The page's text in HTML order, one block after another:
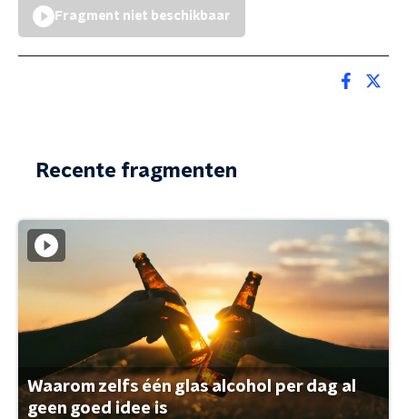
Fragment niet beschikbaar
Recente fragmenten
Waarom zelfs één glas alcohol per dag al
geen goed idee is